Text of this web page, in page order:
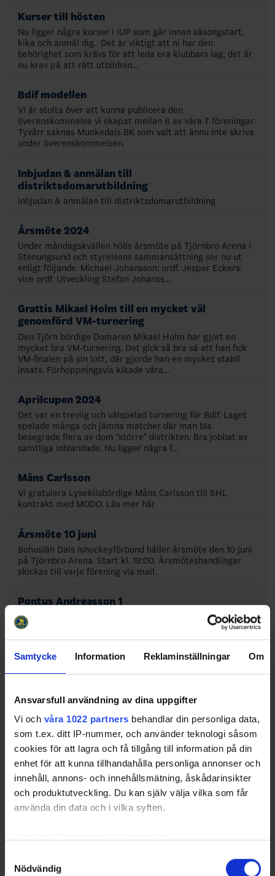
Samtycke Information Reklaminställningar Om
Ansvarsfull användning av dina uppgifter
Vi och våra 1022 partners behandlar din personliga data,
som t.ex. ditt IP-nummer, och använder teknologi såsom
cookies för att lagra och få tillgång till information på din
enhet för att kunna tillhandahålla personliga annonser och
innehåll, annons- och innehållsmätning, åskådarinsikter
och produktutveckling. Du kan själv välja vilka som får
använda din data och i vilka syften.
som kan ha en noggrannhet på upp till flera meter
Nödvändig
Kurser till hösten
Nu ligger några kurser i IUP som går innan säsongstart,
kika och anmäl dig. Det är viktigt att ni har den
behörighet som krävs för att leda era klubbars lag, det är
nu krav på att rätt utbildnin…
Bdif modellen
Vi är stolta över att kunna publicera den
överenskommelse vi skapat mellan 6 av våra 7 föreningar.
Tyvärr saknas Munkedals BK som valt att ännu inte skriva
under överenskommelsen.
Inbjudan & anmälan till
distriktsdomarutbildning
Inbjudan & anmälan till distriktsdomarutbildning
Årsmöte 2024
Under måndagskvällen hölls årsmöte på Tjörnbro Arena i
Stenungsund och styrelsens sammansättning ser nu ut
enligt följande. Michael Johansson: ordf. Jesper Eckers:
vice ordf. Utveckling Stefan Johanss…
Grattis Mikael Holm till en mycket väl
genomförd VM-turnering
Den Tjörn bördige Domaren Mikael Holm har gjort en
mycket bra VM-turnering. Det gick så bra så att han fick
VM-finalen på sin lott, där gjorde han en mycket stabil
insats. Förhoppningsvis kikade våra…
Aprilcupen 2024
Det var en trevlig och välspelad turnering för Bdif. Laget
spelade många och jämna matcher där man bla.
besegrade flera av dom "större" distrikten. Bra jobbat av
samtliga inblandade. Nu ligger några f…
Måns Carlsson
Vi gratulera Lysekilsbördige Måns Carlsson till SHL
kontrakt med MODO. Läs mer här
Årsmöte 10 juni
Bohuslän Dals Ishockeyförbund håller årsmöte den 10 juni
på Tjörnbro Arena. Start kl. 19:00. Årsmöteshandlingar
skickas till varje förening via mail.
Pontus Andreasson 1
Grattis Pontus, återigen uttagen i Tre Kronor. Nu denna
gång till 4 matcher, två st. i Finland samt 2 matcher i
Linköping mellan den 18-24 april. Lycka till
arrangerar eller deltager i. Alla distrikt kontrollerar nu ex.
i Cuponline så att det är spelformer som stämmer med
åldern innan sanktion tillst…
U 13 DM
U 13 Dm spelades i Uddevalla gångna helgen. Efter många
bra matcher var det till slut Åmål som tog hem
turneringen. Vi gratulerar Åmål till segern i DM. Munkedal
slutade två och Rönnäng tog tredjeplat…
Info Gnistan 2023 2024 Nr2
Seriebetsämmelser